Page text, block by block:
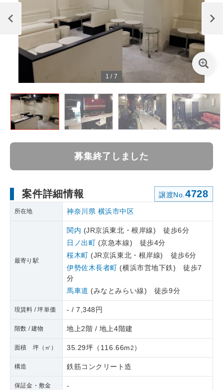
1 / 7
募集終了しました
案件詳細情報 譲渡No. 4728
所在地 神奈川県 横浜市中区
最寄り駅
関内 (JR京浜東北・根岸線) 徒歩6分
日ノ出町 (京急本線) 徒歩4分
桜木町 (JR京浜東北・根岸線) 徒歩6分
伊勢佐木長者町 (横浜市営地下鉄) 徒歩7
分
馬車道 (みなとみらい線) 徒歩9分
現賃料 / 坪単価 - / 7,348円
階数 / 建物 地上2階 / 地上4階建
面積 坪（㎡） 35.29坪 （ 116.66m2 ）
構造 鉄筋コンクリート造
保証金・敷金 -